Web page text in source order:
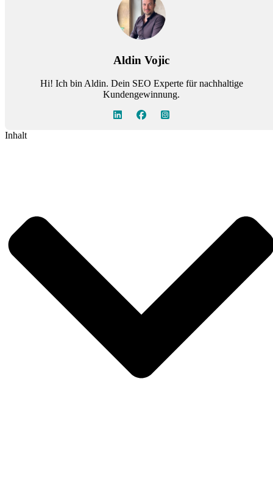
Aldin Vojic
Hi! Ich bin Aldin. Dein SEO Experte für nachhaltige
Kundengewinnung.
Inhalt